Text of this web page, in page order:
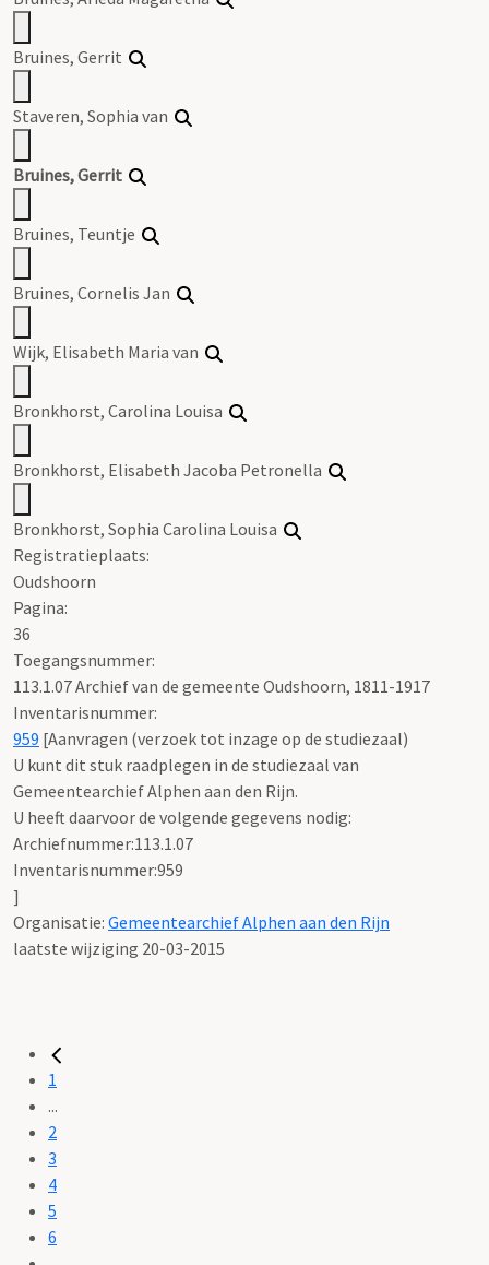
Bruines, Gerrit
Staveren, Sophia van
Bruines,Gerrit
Bruines, Teuntje
Bruines, Cornelis Jan
Wijk, Elisabeth Maria van
Bronkhorst, Carolina Louisa
Bronkhorst, Elisabeth Jacoba Petronella
Bronkhorst, Sophia Carolina Louisa
Registratieplaats:
Oudshoorn
Pagina:
36
Toegangsnummer:
113.1.07 Archief van de gemeente Oudshoorn, 1811-1917
Inventarisnummer:
959 [Aanvragen (verzoek tot inzage op de studiezaal)
U kunt dit stuk raadplegen in de studiezaal van
Gemeentearchief Alphen aan den Rijn.
U heeft daarvoor de volgende gegevens nodig:
Archiefnummer:113.1.07
Inventarisnummer:959
]
Organisatie: Gemeentearchief Alphen aan den Rijn
laatste wijziging 20-03-2015
1
...
2
3
4
5
6